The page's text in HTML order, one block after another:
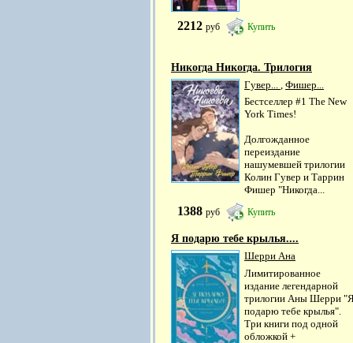
2212 руб Купить
Никогда Никогда. Трилогия
Гувер... , Фишер...
Бестселлер #1 The New
York Times!
Долгожданное
переиздание
нашумевшей трилогии
Колин Гувер и Таррин
Фишер "Никогда...
1388 руб Купить
Я подарю тебе крылья....
Шерри Ана
Лимитированное
издание легендарной
трилогии Аны Шерри
подарю тебе крылья".
Три книги под одной
обложкой +